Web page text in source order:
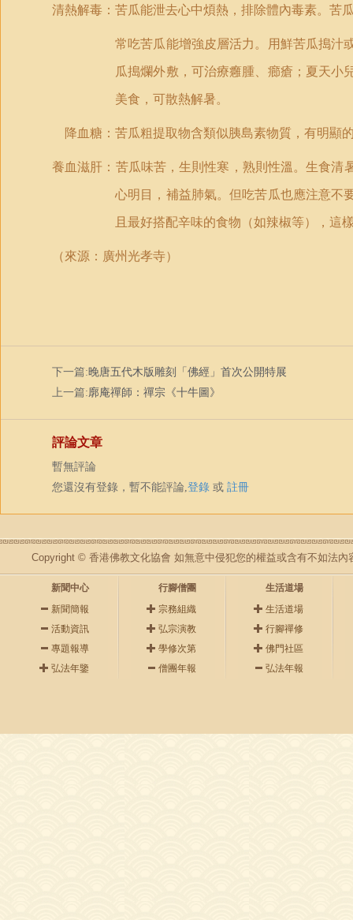
清熱解毒：苦瓜能泄去心中煩熱，排除體內毒素。苦
常吃苦瓜能增強皮層活力。用鮮苦瓜搗汁
瓜搗爛外敷，可治療癰腫、癤瘡；夏天
美食，可散熱解暑。
降血糖：苦瓜粗提取物含類似胰島素物質，有明顯
養血滋肝：苦瓜味苦，生則性寒，熟則性溫。生食
心明目，補益肺氣。但吃苦瓜也應注意不
且最好搭配辛味的食物（如辣椒等），這
（來源：廣州光孝寺）
下一篇:晚唐五代木版雕刻「佛經」首次公開特展
上一篇:廓庵禪師：禪宗《十牛圖》
評論文章
暫無評論
您還沒有登錄，暫不能評論,登錄 或 註冊
Copyright © 香港佛教文化協會 如無意中侵犯您的權益或含有不如法內
新聞中心
新聞簡報
活動資訊
專題報導
弘法年鑒
行腳僧團
宗務組織
弘宗演教
學修次第
僧團年報
生活道場
生活道場
行腳禪修
佛門社區
弘法年報